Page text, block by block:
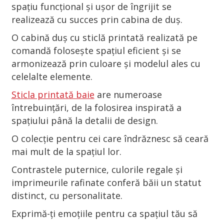
spațiu funcțional și ușor de îngrijit se
realizează cu succes prin cabina de duș.
O cabină duș cu sticlă printată realizată pe
comandă folosește spațiul eficient și se
armonizează prin culoare și modelul ales cu
celelalte elemente.
Sticla printată baie are numeroase
întrebuințări, de la folosirea inspirată a
spațiului până la detalii de design.
O colecție pentru cei care îndrăznesc să ceară
mai mult de la spațiul lor.
Contrastele puternice, culorile regale și
imprimeurile rafinate conferă băii un statut
distinct, cu personalitate.
Exprimă-ți emoțiile pentru ca spațiul tău să